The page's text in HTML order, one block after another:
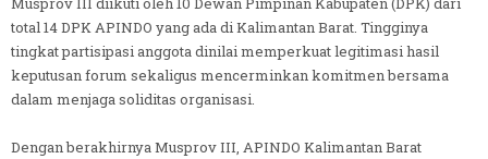
total 14 DPK APINDO yang ada di Kalimantan Barat. Tingginya
tingkat partisipasi anggota dinilai memperkuat legitimasi hasil
keputusan forum sekaligus mencerminkan komitmen bersama
dalam menjaga soliditas organisasi.
Dengan berakhirnya Musprov III, APINDO Kalimantan Barat